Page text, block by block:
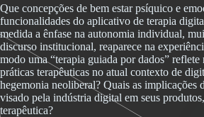
Que concepções de bem estar psíquico e
funcionalidades do aplicativo de terapia
medida a ênfase na autonomia individual,
discurso institucional, reaparece na
modo uma “terapia guiada por dados” reflete
práticas terapêuticas no atual contexto de
hegemonia neoliberal? Quais as implicações
visado pela indústria digital em seus
terapêutica?